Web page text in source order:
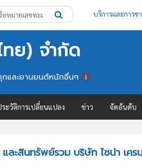
บริการและการข
ทย) จำกัด
กและยานยนต์หนักอื่นๆ
ะวัติการเปลี่ยนแปลง ข่าว จัดอันดับ
ละสินทรัพย์รวม บริษัท ไชน่า เคร